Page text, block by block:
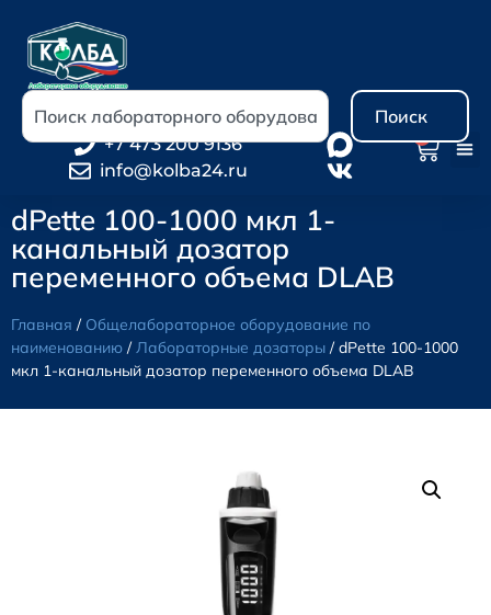
Поиск
+7 473 200 9136
info@kolba24.ru
dPette 100-1000 мкл 1-
канальный дозатор
переменного объема DLAB
Главная / Общелабораторное оборудование по
наименованию /Лабораторные дозаторы / dPette 100-1000
мкл 1-канальный дозатор переменного объема DLAB